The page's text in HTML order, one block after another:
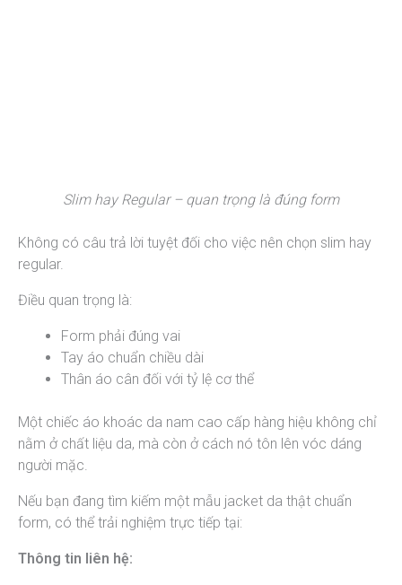
Slim hay Regular – quan trọng là đúng form
Không có câu trả lời tuyệt đối cho việc nên chọn slim hay
regular.
Điều quan trọng là:
Form phải đúng vai
Tay áo chuẩn chiều dài
Thân áo cân đối với tỷ lệ cơ thể
Một chiếc áo khoác da nam cao cấp hàng hiệu không chỉ
nằm ở chất liệu da, mà còn ở cách nó tôn lên vóc dáng
người mặc.
Nếu bạn đang tìm kiếm một mẫu jacket da thật chuẩn
form, có thể trải nghiệm trực tiếp tại:
Thông tin liên hệ: